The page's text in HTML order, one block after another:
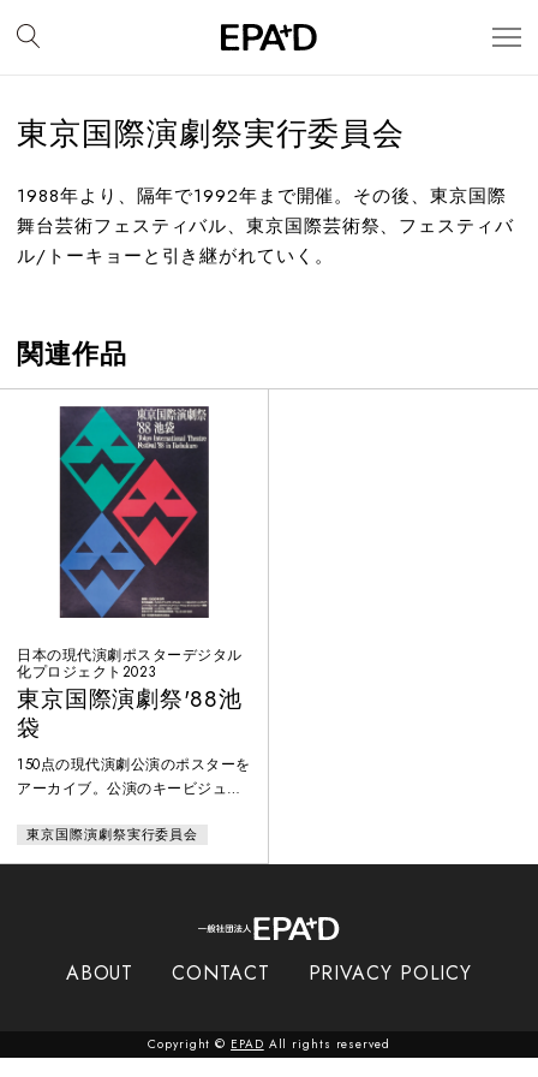
東京国際演劇祭実行委員会
1988年より、隔年で1992年まで開催。その後、東京国際
舞台芸術フェスティバル、東京国際芸術祭、フェスティバ
ル/トーキョーと引き継がれていく。
関連作品
日本の現代演劇ポスターデジタル
化プロジェクト2023
東京国際演劇祭'88池
袋
150点の現代演劇公演のポスターを
アーカイブ。公演のキービジュア
年代から80年代を中心に、紙で現
存するポスターをデジタル化。ポ
収集・保存、これまでも研究や
公演のポスターに造詣が深い、ポ
東京国際演劇祭実行委員会
ABOUT CONTACT PRIVACY POLICY
Copyright © EPAD All rights reserved